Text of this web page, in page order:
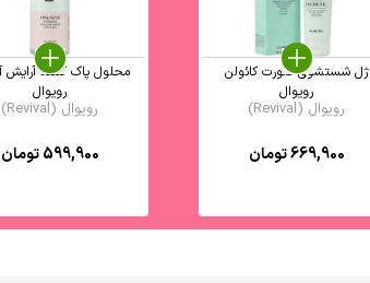
ژل شستشوی صورت کائولن
رویوال
رویوال (Revival)
669,900تومان
محلول پاک کننده آرایش
رویوال
رویوال (Revival)
599,900تومان